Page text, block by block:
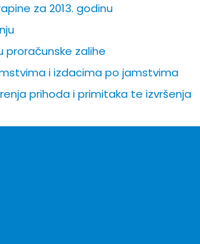
za 2013. godinu
proračunske zalihe
i izdacima po jamstvima
prihoda i primitaka te izvršenja